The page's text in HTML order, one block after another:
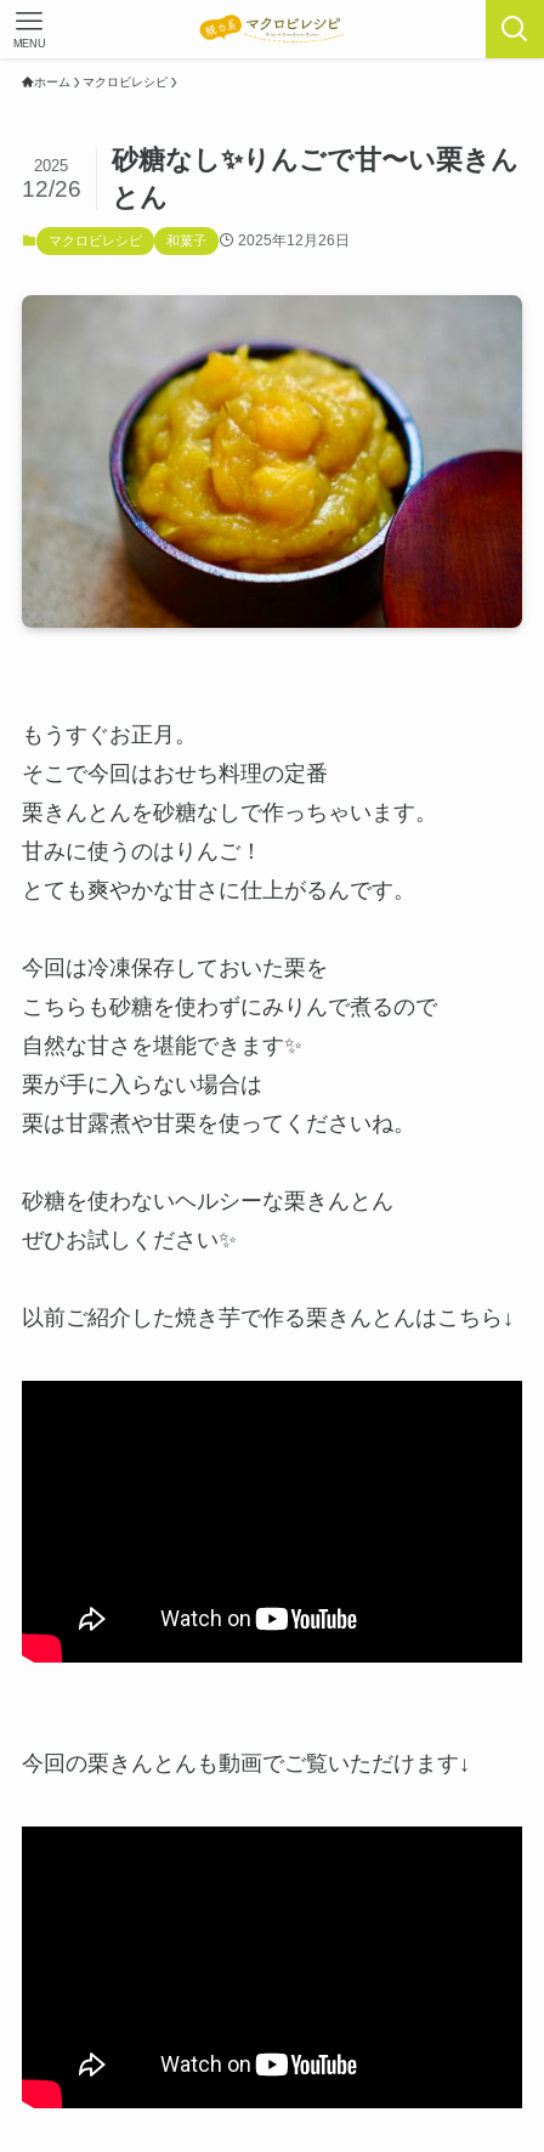
MENU
ホーム マクロビレシピ
砂糖なし✨りんごで甘〜い栗きん
とん
2025
12/26
マクロビレシピ 和菓子 2025年12月26日
もうすぐお正月。
そこで今回はおせち料理の定番
栗きんとんを砂糖なしで作っちゃいます。
甘みに使うのはりんご！
とても爽やかな甘さに仕上がるんです。
今回は冷凍保存しておいた栗を
こちらも砂糖を使わずにみりんで煮るので
自然な甘さを堪能できます✨
栗が手に入らない場合は
栗は甘露煮や甘栗を使ってくださいね。
砂糖を使わないヘルシーな栗きんとん
ぜひお試しください✨
以前ご紹介した焼き芋で作る栗きんとんはこちら↓
今回の栗きんとんも動画でご覧いただけます↓